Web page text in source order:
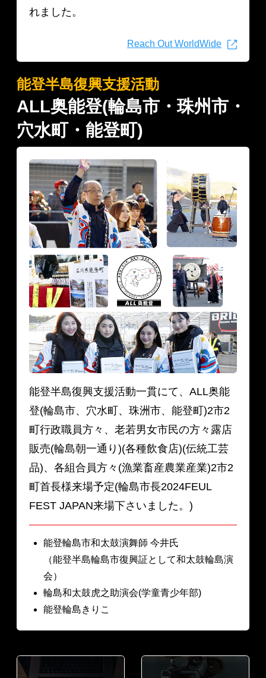
れました。
Reach Out WorldWide
能登半島復興支援活動
ALL奥能登(輪島市・珠州市・
穴水町・能登町)
能登半島復興支援活動一貫にて、ALL奥能
登(輪島市、穴水町、珠洲市、能登町)2市2
町行政職員方々、老若男女市民の方々露店
販売(輪島朝一通り)(各種飲食店)(伝統工芸
品)、各組合員方々(漁業畜産農業産業)2市2
町首長様来場予定(輪島市長2024FEUL
FEST JAPAN来場下さいました。)
能登輪島市和太鼓演舞師 今井氏
（能登半島輪島市復興証として和太鼓輪島演
会）
輪島和太鼓虎之助演会(学童青少年部)
能登輪島きりこ